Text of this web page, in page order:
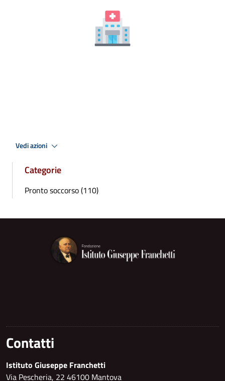
Vedi azioni
Categorie
Pronto soccorso (110)
Contatti
Istituto Giuseppe Franchetti
Via Pescheria, 22 46100 Mantova